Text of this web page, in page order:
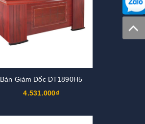
Bàn Giám Đốc DT1890H5
4.531.000₫